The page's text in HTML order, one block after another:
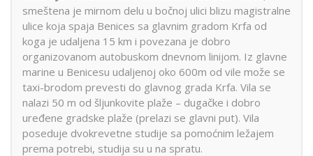
smeštena je mirnom delu u bočnoj ulici blizu magistralne
ulice koja spaja Benices sa glavnim gradom Krfa od
koga je udaljena 15 km i povezana je dobro
organizovanom autobuskom dnevnom linijom. Iz glavne
marine u Benicesu udaljenoj oko 600m od vile može se
taxi-brodom prevesti do glavnog grada Krfa. Vila se
nalazi 50 m od šljunkovite plaže – dugačke i dobro
uređene gradske plaže (prelazi se glavni put). Vila
poseduje dvokrevetne studije sa pomoćnim ležajem
prema potrebi, studija su u na spratu.